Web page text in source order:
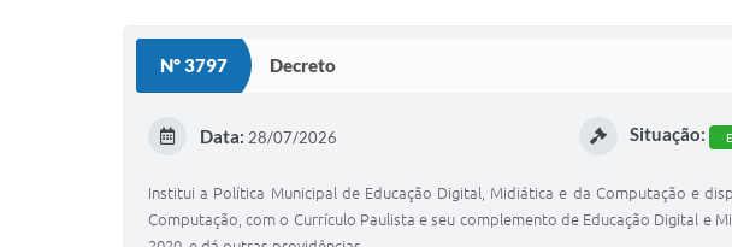
Nº 3797 Decreto
Data: 28/07/2026 Situação:
Institui a Política Municipal de Educação Digital, Midiática e da Computação e
Computação, com o Currículo Paulista e seu complemento de Educação Digital e